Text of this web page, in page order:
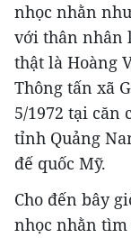
nhọc nhằn
với thân nhân
thật là Hoàng
Thông tấn xã
5/1972 tại căn
tỉnh Quảng
đế quốc Mỹ.
Cho đến bây
nhọc nhằn